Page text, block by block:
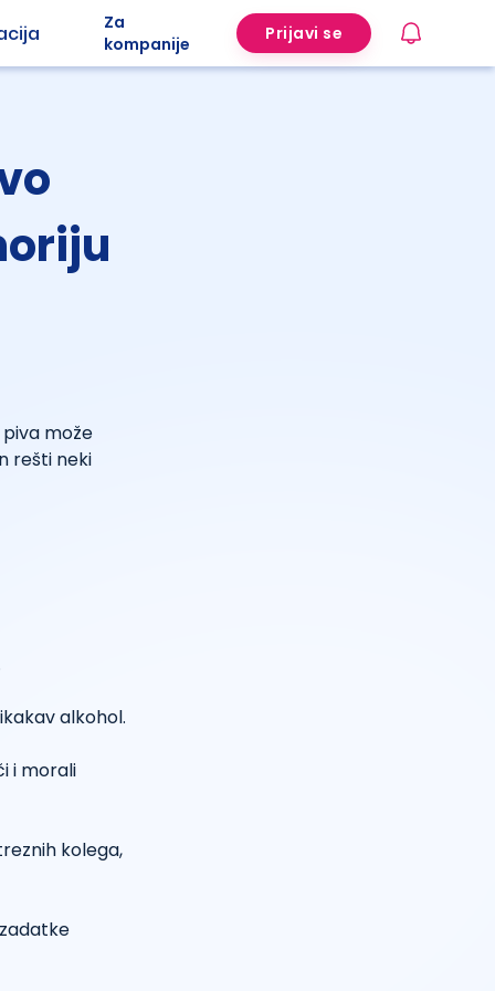
Za
kompanije
Prijavi se
može
rešti neki
alkohol.
i morali
kolega,